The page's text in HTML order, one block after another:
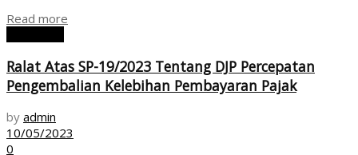
Read more
Ralat Atas SP-19/2023 Tentang DJP Percepatan
Pengembalian Kelebihan Pembayaran Pajak
by admin
10/05/2023
0